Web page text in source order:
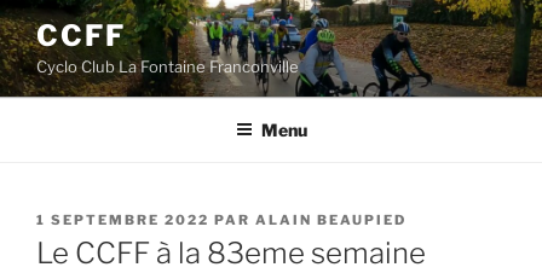
Aller
au
contenu
principal
CCFF
Cyclo Club La Fontaine Franconville
Menu
PUBLIÉ
LE
1 SEPTEMBRE 2022 PAR ALAIN BEAUPIED
Le CCFF à la 83eme semaine